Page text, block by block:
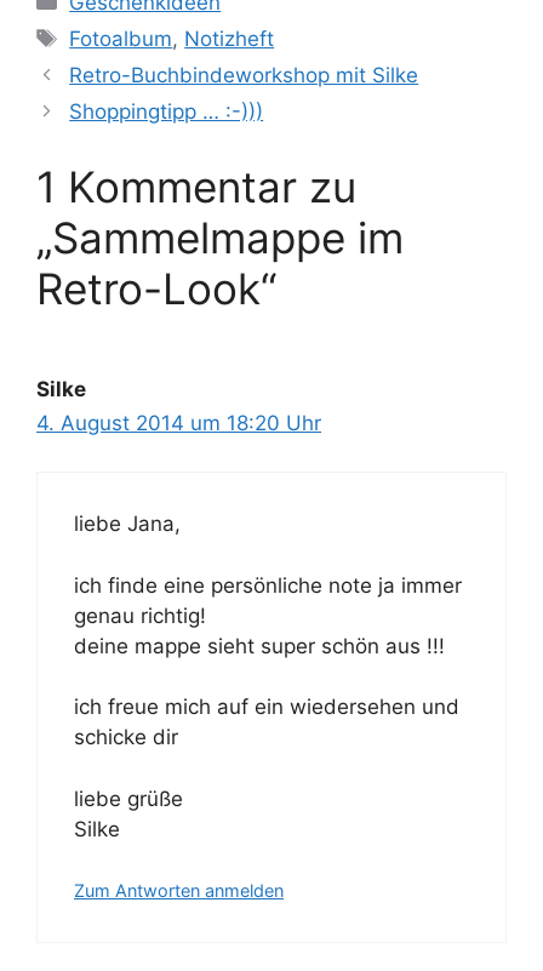
Schlagwörter
Fotoalbum, Notizheft
Retro-Buchbindeworkshop mit Silke
Shoppingtipp … :-)))
1 Kommentar zu
„Sammelmappe im
Retro-Look“
Silke
4. August 2014 um 18:20 Uhr
liebe Jana,
ich finde eine persönliche note ja immer
genau richtig!
deine mappe sieht super schön aus !!!
ich freue mich auf ein wiedersehen und
schicke dir
liebe grüße
Silke
Zum Antworten anmelden